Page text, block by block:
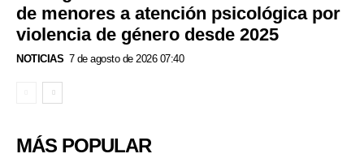
de menores a atención psicológica por
violencia de género desde 2025
NOTICIAS 7 de agosto de 2026 07:40
MÁS POPULAR